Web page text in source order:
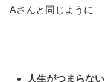
Aさんと同じように
人生がつまらない